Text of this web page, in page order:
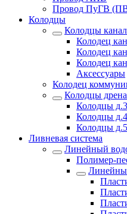
Провод ПуГВ
Колодцы
Колодцы
Колодец
Колодец
Колодец
Аксессуары
Колодец
Колодцы
Колодцы
Колодцы
Колодцы
Ливневая система
Линейный
Полимер-